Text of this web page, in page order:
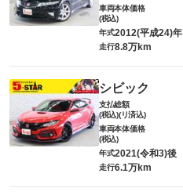
車両本体価格
(税込)
年式2012(平成24)年
走行8.8万km
シビック
支払総額
(税込)(リ済込)
車両本体価格
(税込)
年式2021(令和3)後
走行6.1万km